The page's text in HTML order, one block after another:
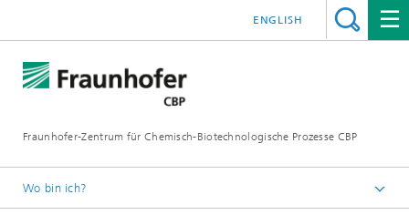
Fraunhofer-Zentrum für Chemisch-Biotechnologische Prozesse CBP
ENGLISH
Wo bin ich?